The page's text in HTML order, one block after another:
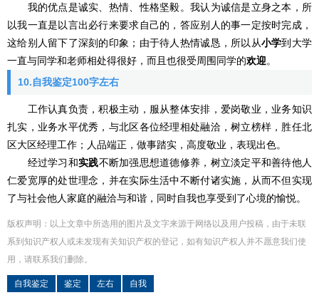
我的优点是诚实、热情、性格坚毅。我认为诚信是立身之本，所
以我一直是以言出必行来要求自己的，答应别人的事一定按时完成，
这给别人留下了深刻的印象；由于待人热情诚恳，所以从小学到大学
一直与同学和老师相处得很好，而且也很受周围同学的欢迎。
10.自我鉴定100字左右
工作认真负责，积极主动，服从整体安排，爱岗敬业，业务知识
扎实，业务水平优秀，与北区各位经理相处融洽，树立榜样，胜任北
区大区经理工作；人品端正，做事踏实，高度敬业，表现出色。
经过学习和实践不断加强思想道德修养，树立淡定平和善待他人
仁爱宽厚的处世理念，并在实际生活中不断付诸实施，从而不但实现
了与社会他人家庭的融洽与和谐，同时自我也享受到了心境的愉悦。
版权声明：以上文章中所选用的图片及文字来源于网络以及用户投稿，由于未联
系到知识产权人或未发现有关知识产权的登记，如有知识产权人并不愿意我们使
用，请联系我们删除。
自我鉴定 鉴定 左右 自我